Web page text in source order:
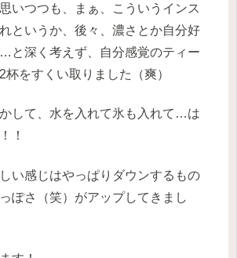
いつつも、まぁ、こういうインス
というか、後々、濃さとか自分好
と深く考えず、自分感覚のティー
杯をすくい取りました（爽）
して、水を入れて氷も入れて…は
！
い感じはやっぱりダウンするもの
ぽさ（笑）がアップしてきまし